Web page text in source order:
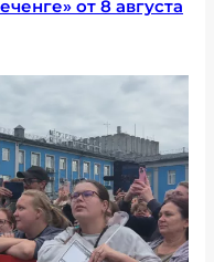
от 8 августа